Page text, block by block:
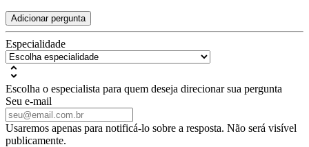
Adicionar pergunta
Especialidade
Escolha o especialista para quem deseja direcionar sua pergunta
Seu e-mail
Usaremos apenas para notificá-lo sobre a resposta. Não será visível
publicamente.